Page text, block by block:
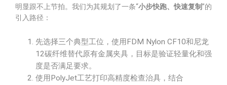
明显跟不上节拍。我们为其规划了一条“小步快跑、快速复制”的
引入路径：
先选择三个典型工位，使用FDM Nylon CF10和尼龙
12碳纤维替代原有金属夹具，目标是验证轻量化和强
度是否满足要求。
使用PolyJet工艺打印高精度检查治具，结合